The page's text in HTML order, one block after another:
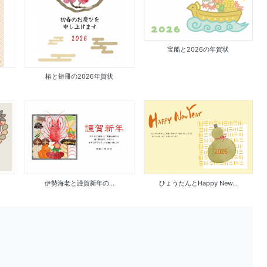
椿と短冊の2026年賀状
宝船と2026の年賀状
伊勢海老と謹賀新年の... ひょうたんとHappy New...